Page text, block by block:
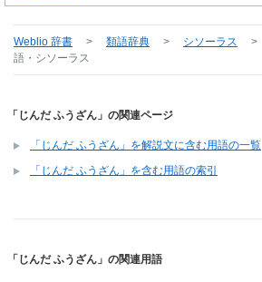
Weblio 辞書 > 類語辞典 > シソーラス >
語・シソーラス
「じんだ ふうざん」の関連ページ
「じんだ ふうざん」を解説文に含む用語の一覧
「じんだ ふうざん」を含む用語の索引
「じんだ ふうざん」の関連用語